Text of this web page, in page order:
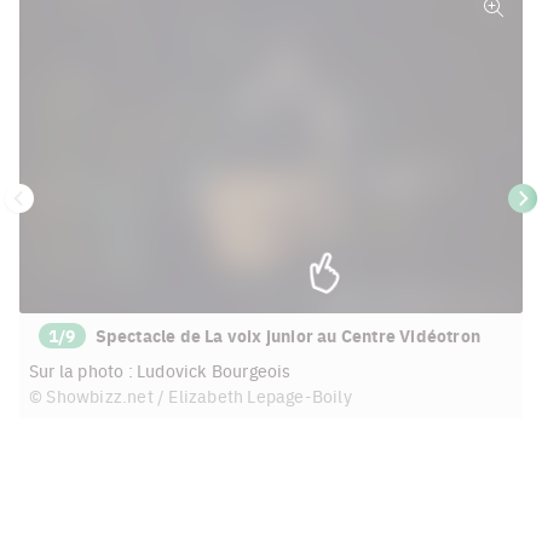
Plein
1/9
Spectacle de La voix junior au Centre Vidéotron
Sur la photo : Ludovick Bourgeois
© Showbizz.net / Elizabeth Lepage-Boily
Précédent